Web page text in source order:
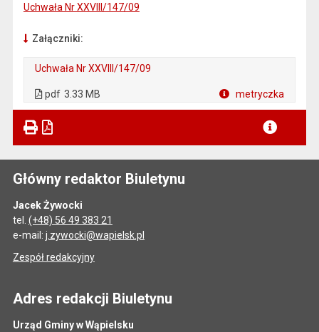
Uchwała Nr XXVIII/147/09
Załączniki:
Uchwała Nr XXVIII/147/09
pdf 3.33 MB metryczka
Główny redaktor Biuletynu
Jacek Żywocki
tel. (+48) 56 49 383 21
e-mail: j.zywocki@wapielsk.pl
Zespół redakcyjny
Adres redakcji Biuletynu
Urząd Gminy w Wąpielsku